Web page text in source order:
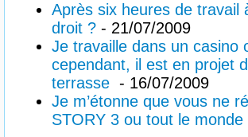
Après six heures de travail
droit ? - 21/07/2009
Je travaille dans un casino
cependant, il est en projet
terrasse - 16/07/2009
Je m’étonne que vous ne
STORY 3 ou tout le